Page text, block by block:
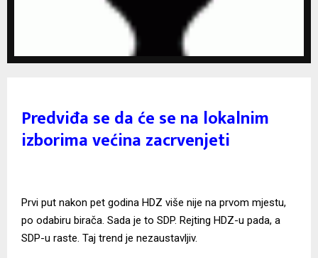
Predviđa se da će se na lokalnim
izborima većina zacrvenjeti
Prvi put nakon pet godina HDZ više nije na prvom mjestu,
po odabiru birača. Sada je to SDP. Rejting HDZ-u pada, a
SDP-u raste. Taj trend je nezaustavljiv.